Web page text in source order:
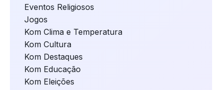
Eventos Religiosos
Jogos
Kom Clima e Temperatura
Kom Cultura
Kom Destaques
Kom Educação
Kom Eleições